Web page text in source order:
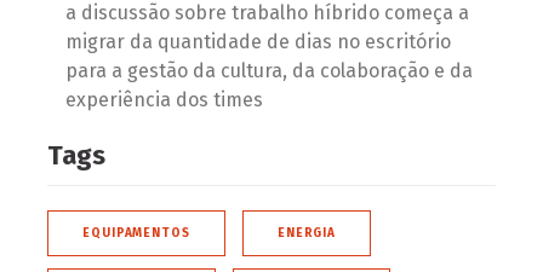
a discussão sobre trabalho híbrido começa a
migrar da quantidade de dias no escritório
para a gestão da cultura, da colaboração e da
experiência dos times
Tags
EQUIPAMENTOS ENERGIA